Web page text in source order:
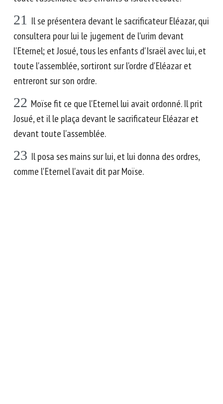
21 Il se présentera devant le sacrificateur Eléazar, qui
consultera pour lui le jugement de l'urim devant
l'Eternel; et Josué, tous les enfants d'Israël avec lui, et
toute l'assemblée, sortiront sur l'ordre d'Eléazar et
entreront sur son ordre.
22 Moïse fit ce que l'Eternel lui avait ordonné. Il prit
Josué, et il le plaça devant le sacrificateur Eléazar et
devant toute l'assemblée.
23 Il posa ses mains sur lui, et lui donna des ordres,
comme l'Eternel l'avait dit par Moïse.